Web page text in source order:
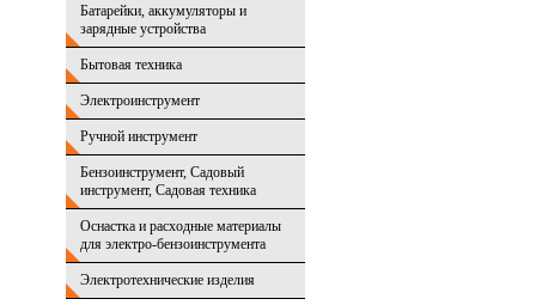
Батарейки, аккумуляторы и
зарядные устройства
Бытовая техника
Электроинструмент
Ручной инструмент
Бензоинструмент, Садовый
инструмент, Садовая техника
Оснастка и расходные материалы
для электро-бензоинструмента
Электротехнические изделия